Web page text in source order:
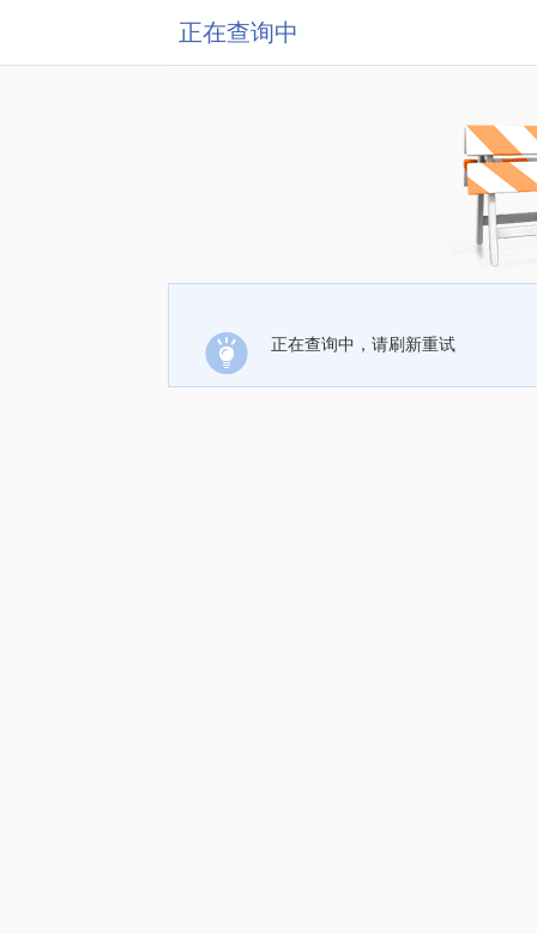
正在查询中
正在查询中，请刷新重试